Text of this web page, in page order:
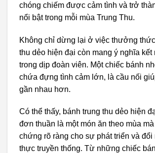
chóng chiếm được cảm tình và trở
nổi bật trong mỗi mùa Trung Thu.
Không chỉ dừng lại ở việc thưởng
thu dẻo hiện đại còn mang ý nghĩa kết
trong dịp đoàn viên. Một chiếc bánh
chứa đựng tình cảm lớn, là cầu nối
gần nhau hơn.
Có thể thấy, bánh trung thu dẻo hiện
đơn thuần là một món ăn theo mùa
chứng rõ ràng cho sự phát triển và đổi
thực truyền thống. Từ những chiếc